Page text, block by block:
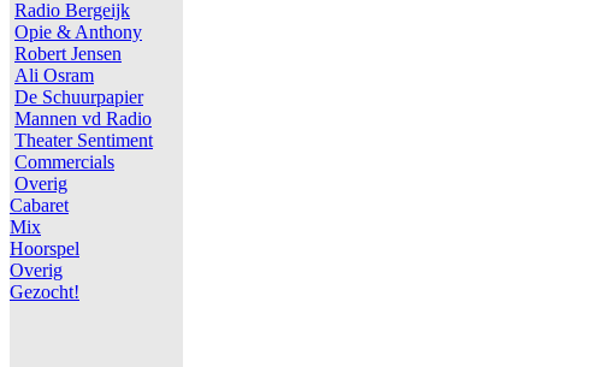
Radio Bergeijk
Opie & Anthony
Robert Jensen
Ali Osram
De Schuurpapier
Mannen vd Radio
Theater Sentiment
Commercials
Overig
Cabaret
Mix
Hoorspel
Overig
Gezocht!